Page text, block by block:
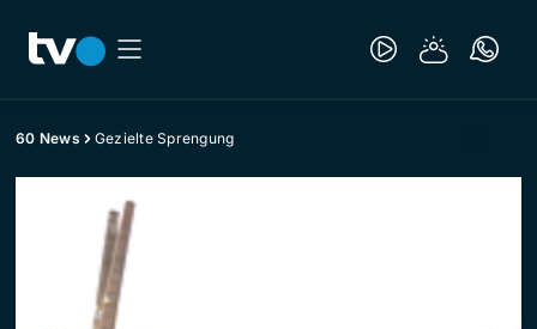
60 News Gezielte Sprengung